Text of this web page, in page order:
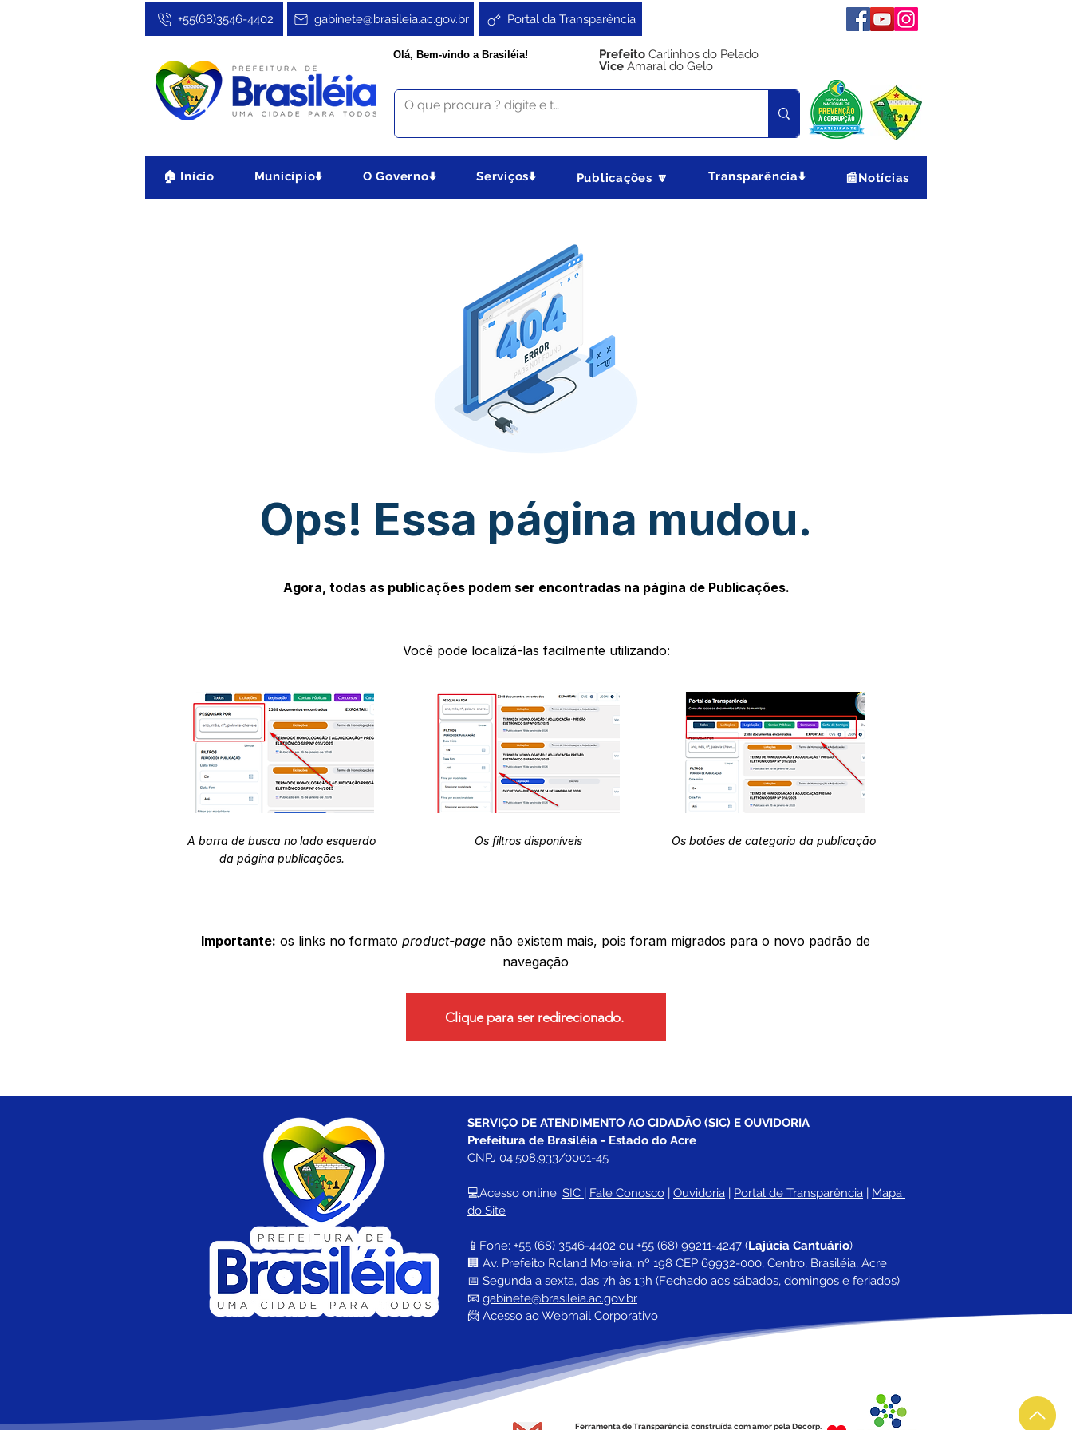
Portal da Transparência
gabinete@brasileia.ac.gov.br
+55(68)3546-4402
Olá, Bem-vindo a Brasiléia! Prefeito Carlinhos do Pelado
Vice Amaral do Gelo
🏠 Início Município⬇️ O Governo⬇️ Serviços⬇️ Publicações 🔽 Transparência⬇️ 📰Notícias
Ops! Essa página mudou.
Agora, todas as publicações podem ser encontradas na página de Publicações.
Você pode localizá-las facilmente utilizando:
A barra de busca no lado esquerdo
da página publicações.
Os filtros disponíveis Os botões de categoria da publicação
Importante: os links no formato product-page não existem mais, pois foram migrados para o novo padrão de
navegação
Clique para ser redirecionado.
SERVIÇO DE ATENDIMENTO AO CIDADÃO (SIC) E OUVIDORIA
Prefeitura de Brasiléia - Estado do Acre
CNPJ 04.508.933/0001-45
💻Acesso online: SIC | Fale Conosco | Ouvidoria | Portal de Transparência | Mapa
do Site
📱Fone: +55 (68) 3546-4402 ou +55 (68) 99211-4247 (Lajúcia Cantuário)
🏢 Av. Prefeito Roland Moreira, nº 198 CEP 69932-000, Centro, Brasiléia, Acre
📅 Segunda a sexta, das 7h às 13h (Fechado aos sábados, domingos e feriados)
📧 gabinete@brasileia.ac.gov.br
📨 Acesso ao Webmail Corporativo
Ferramenta de Transparência construída com amor pela Decorp.